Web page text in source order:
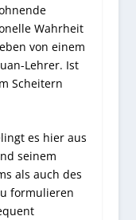
Wahrheit
von einem
Lehrer. Ist
Scheitern
es hier aus
seinem
als auch des
formulieren